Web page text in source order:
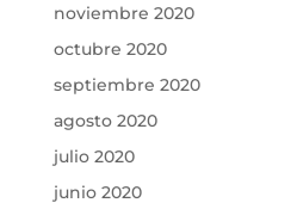
noviembre 2020
octubre 2020
septiembre 2020
agosto 2020
julio 2020
junio 2020